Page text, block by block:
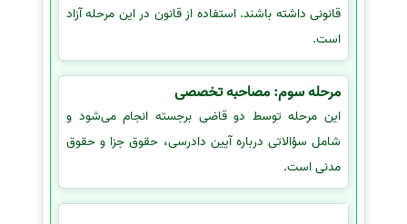
قانونی داشته باشند. استفاده از قانون در این مرحله آزاد
است.
مرحله سوم: مصاحبه تخصصی
این مرحله توسط دو قاضی برجسته انجام می‌شود و
شامل سؤالاتی درباره آیین دادرسی، حقوق جزا و حقوق
مدنی است.